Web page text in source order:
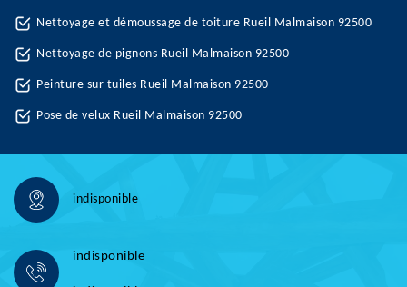
Nettoyage et démoussage de toiture Rueil Malmaison 92500
Nettoyage de pignons Rueil Malmaison 92500
Peinture sur tuiles Rueil Malmaison 92500
Pose de velux Rueil Malmaison 92500
indisponible
indisponible